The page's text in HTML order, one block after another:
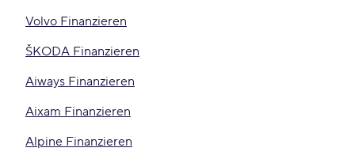
Volvo Finanzieren
ŠKODA Finanzieren
Aiways Finanzieren
Aixam Finanzieren
Alpine Finanzieren